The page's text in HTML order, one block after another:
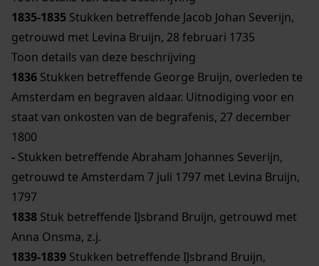
1835-1835 Stukken betreffende Jacob Johan Severijn,
getrouwd met Levina Bruijn, 28 februari 1735
Toon details van deze beschrijving
1836 Stukken betreffende George Bruijn, overleden te
Amsterdam en begraven aldaar. Uitnodiging voor en
staat van onkosten van de begrafenis, 27 december
1800
- Stukken betreffende Abraham Johannes Severijn,
getrouwd te Amsterdam 7 juli 1797 met Levina Bruijn,
1797
1838 Stuk betreffende IJsbrand Bruijn, getrouwd met
Anna Onsma, z.j.
1839-1839 Stukken betreffende IJsbrand Bruijn,